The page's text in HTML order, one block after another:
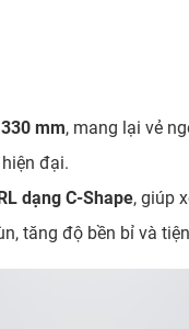
mm, mang lại vẻ
đại.
dạng C-Shape, giúp
tăng độ bền bỉ và